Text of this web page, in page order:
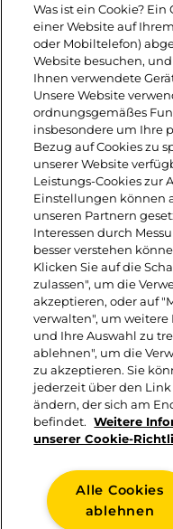
Zugabe von Öl
Backtaler darin
Minuten
Oberseite
mit dem
Kartoffelsalat
übrigen
bestreuen.
Was ist ein Cookie?
einer Website auf
oder Mobiltelefon)
Website besuchen,
Ihnen verwendete
Unsere Website
ordnungsgemäßes
insbesondere um Ihre
Bezug auf Cookies zu
unserer Website
Leistungs-Cookies zur
Einstellungen können
unseren Partnern
Interessen durch
besser verstehen
Klicken Sie auf die
zulassen", um die
akzeptieren, oder auf
verwalten", um
und Ihre Auswahl zu
ablehnen", um die
zu akzeptieren. Sie
jederzeit über den
ändern, der sich am
befindet. Weitere
unserer Cookie-
Alle Cookies
ablehnen